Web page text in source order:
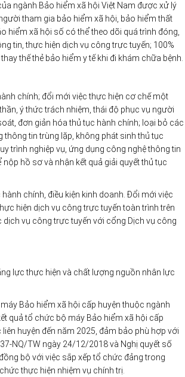
ngành Bảo hiểm xã hội Việt Nam được xử lý
tham gia bảo hiểm xã hội, bảo hiểm thất
hiểm xã hội số có thể theo dõi quá trình đóng,
tin, thực hiện dịch vụ công trực tuyến; 100%
thế thẻ bảo hiểm y tế khi đi khám chữa bệnh.
chính; đổi mới việc thực hiện cơ chế một
ý thức trách nhiệm, thái độ phục vụ người
đơn giản hóa thủ tục hành chính; loại bỏ các
tin trùng lặp, không phát sinh thủ tục
trình nghiệp vụ, ứng dụng công nghệ thông tin
hồ sơ và nhận kết quả giải quyết thủ tục
chính, điều kiện kinh doanh. Đổi mới việc
hiện dịch vụ công trực tuyến toàn trình trên
vụ công trực tuyến với cổng Dịch vụ công
lực thực hiện và chất lượng nguồn nhân lực
Bảo hiểm xã hội cấp huyện thuộc ngành
quả tổ chức bộ máy Bảo hiểm xã hội cấp
huyện đến năm 2025, đảm bảo phù hợp với
NQ/TW ngày 24/12/2018 và Nghị quyết số
bộ với việc sắp xếp tổ chức đảng trong
thực hiện nhiệm vụ chính trị.